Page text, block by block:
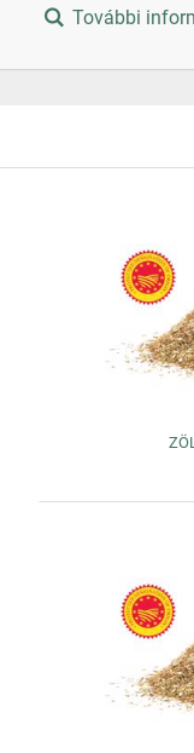
További